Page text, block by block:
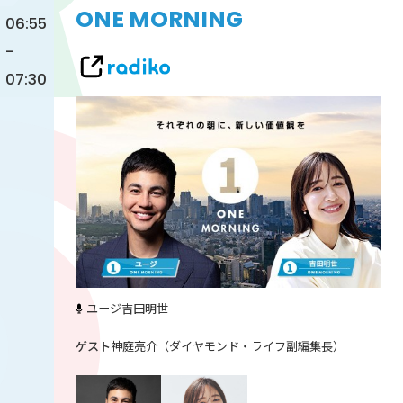
06:55
-
07:30
ONE MORNING
ユージ吉田明世
神庭亮介（ダイヤモンド・ライフ副編集長）